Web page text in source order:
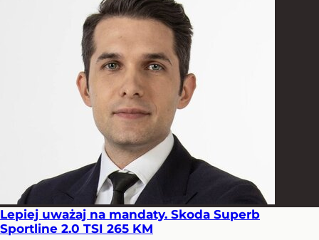
Lepiej uważaj na mandaty. Skoda Superb
Sportline 2.0 TSI 265 KM